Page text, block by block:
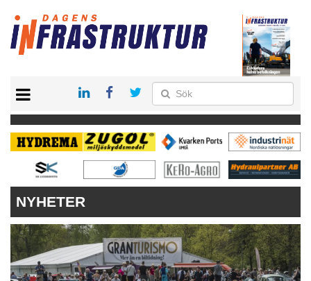
KONTAKT
VÅRA ANDRA MAGASIN
PRENUMERERA
ANNONSERA
NYHETER